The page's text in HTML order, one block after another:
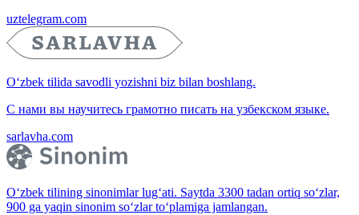
uztelegram.com
O‘zbek tilida savodli yozishni biz bilan boshlang.
С нами вы научитесь грамотно писать на узбекском языке.
sarlavha.com
O‘zbek tilining sinonimlar lug‘ati. Saytda 3300 tadan ortiq so‘zlar,
900 ga yaqin sinonim so‘zlar to‘plamiga jamlangan.